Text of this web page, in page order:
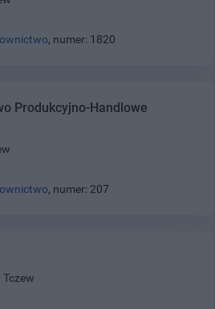
, numer: 1820
Produkcyjno-Handlowe
, numer: 207